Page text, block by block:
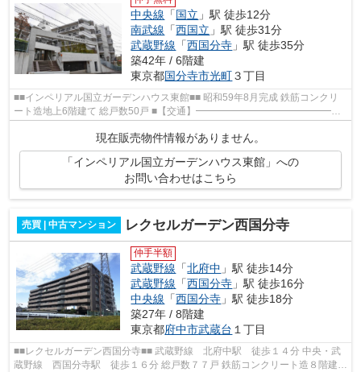
中央線 「国立 」駅 徒歩12分
南武線 「西国立 」駅 徒歩31分
武蔵野線 「西国分寺 」駅 徒歩35分
築42年 / 6階建
東京都国分寺市光町３丁目
■■インペリアル国立ガーデンハウス東館■■ 昭和59年8月完成 鉄筋コンクリ
ート造地上6階建て 総戸数50戸 ■【交通】━━━━━━━━━━━━━━━
現在販売物件情報がありません。
「インペリアル国立ガーデンハウス東館」への
お問い合わせはこちら
売買 | 中古マンション レクセルガーデン西国分寺
仲手半額
武蔵野線 「北府中 」駅 徒歩14分
武蔵野線 「西国分寺 」駅 徒歩16分
中央線 「西国分寺 」駅 徒歩18分
築27年 / 8階建
東京都府中市武蔵台 １丁目
■■レクセルガーデン西国分寺■■ 武蔵野線 北府中駅 徒歩１４分 中央・武
蔵野線 西国分寺駅 徒歩１６分 総戸数７７戸 鉄筋コンクリート造８階建